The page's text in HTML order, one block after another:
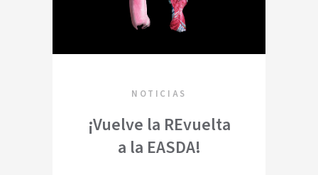
NOTICIAS
¡Vuelve la REvuelta
a la EASDA!